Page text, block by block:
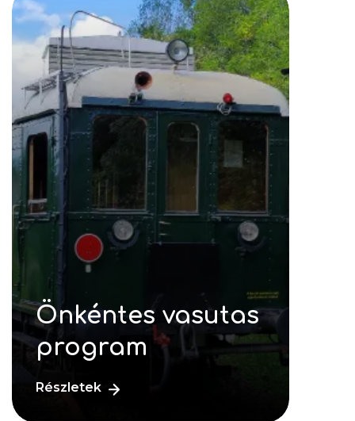
Önkéntes vasutas
program
Részletek